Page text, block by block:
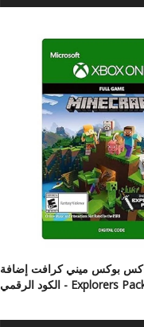
بوكس ميني كرافت إضافة